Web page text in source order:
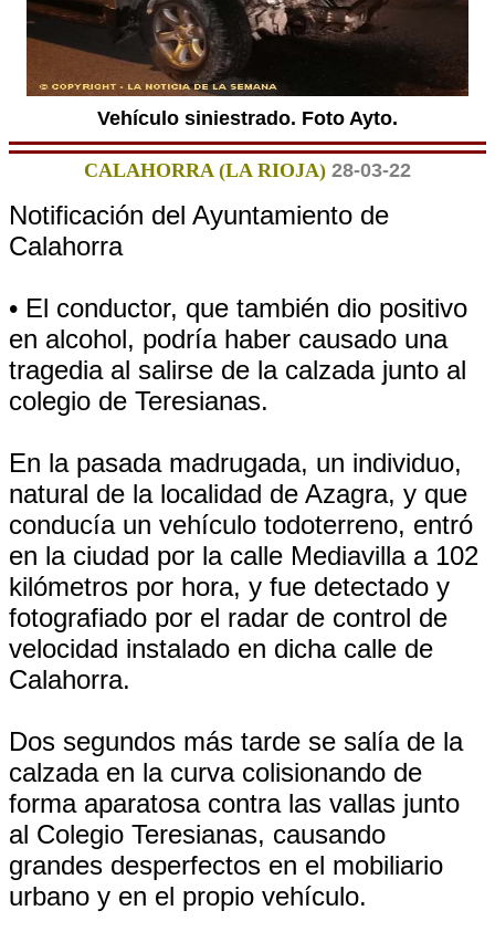
Vehículo siniestrado. Foto Ayto.
CALAHORRA (LA RIOJA) 28-03-22
Notificación del Ayuntamiento de
Calahorra
• El conductor, que también dio positivo
en alcohol, podría haber causado una
tragedia al salirse de la calzada junto al
colegio de Teresianas.
En la pasada madrugada, un individuo,
natural de la localidad de Azagra, y que
conducía un vehículo todoterreno, entró
en la ciudad por la calle Mediavilla a 102
kilómetros por hora, y fue detectado y
fotografiado por el radar de control de
velocidad instalado en dicha calle de
Calahorra.
Dos segundos más tarde se salía de la
calzada en la curva colisionando de
forma aparatosa contra las vallas junto
al Colegio Teresianas, causando
grandes desperfectos en el mobiliario
urbano y en el propio vehículo.